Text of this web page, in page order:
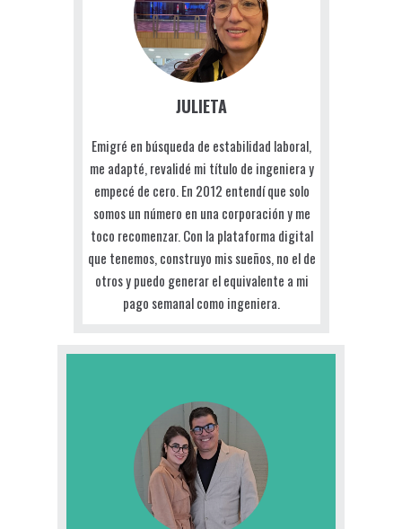
JULIETA
Emigré en búsqueda de estabilidad laboral,
me adapté, revalidé mi título de ingeniera y
empecé de cero. En 2012 entendí que solo
somos un número en una corporación y me
toco recomenzar. Con la plataforma digital
que tenemos, construyo mis sueños, no el de
otros y puedo generar el equivalente a mi
pago semanal como ingeniera.